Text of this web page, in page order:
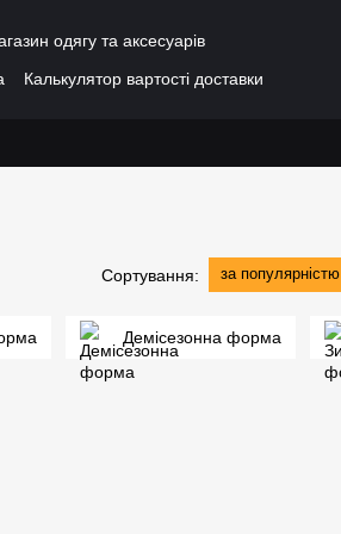
одягу та аксесуарів
Калькулятор вартості доставки
Сортування: за популярністю
Демісезонна форма